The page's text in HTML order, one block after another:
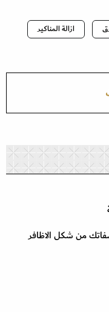
ازالة المناكير
من شكل الاظافر